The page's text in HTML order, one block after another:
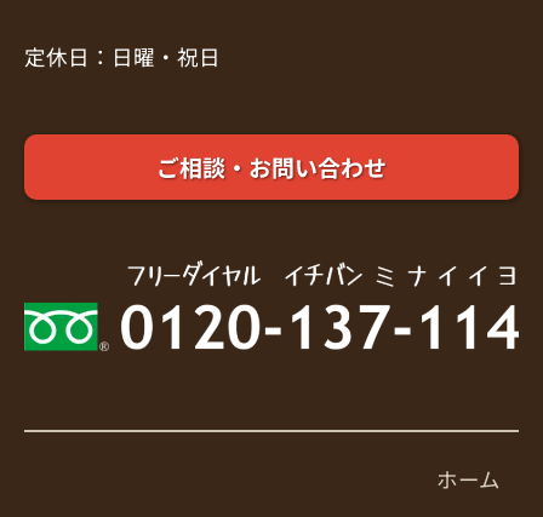
定休日：日曜・祝日
ご相談・お問い合わせ
ホーム